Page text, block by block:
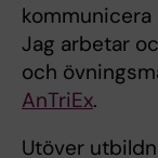
Jag arbetar
och
AnTriEx.
Utöver